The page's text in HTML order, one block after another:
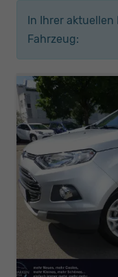
In Ihrer
Fahrzeug: